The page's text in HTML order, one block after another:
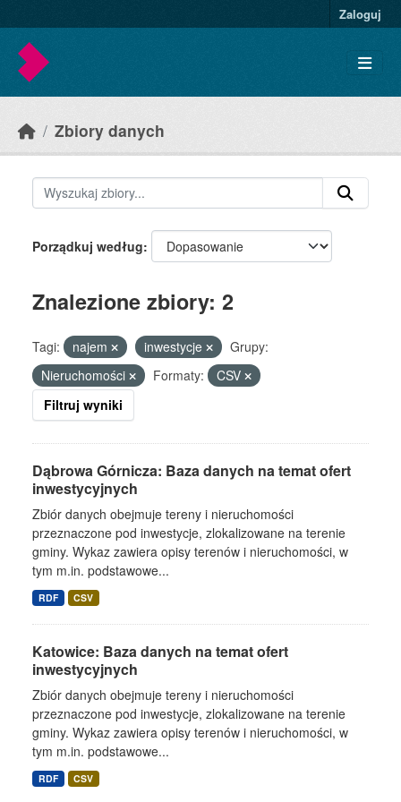
Zaloguj
Zbiory danych
Porządkuj według
Znalezione zbiory: 2
Tagi: najem inwestycje
Grupy:
Nieruchomości
Formaty:
CSV
Filtruj wyniki
Dąbrowa Górnicza: Baza danych na temat ofert
inwestycyjnych
Zbiór danych obejmuje tereny i nieruchomości
przeznaczone pod inwestycje, zlokalizowane na terenie
gminy. Wykaz zawiera opisy terenów i nieruchomości, w
tym m.in. podstawowe...
RDF CSV
Katowice: Baza danych na temat ofert
inwestycyjnych
Zbiór danych obejmuje tereny i nieruchomości
przeznaczone pod inwestycje, zlokalizowane na terenie
gminy. Wykaz zawiera opisy terenów i nieruchomości, w
tym m.in. podstawowe...
RDF CSV